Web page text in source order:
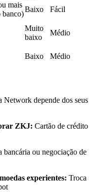
de copy trading
mais
banco)
Baixo
Fácil
Muito
baixo
Médio
Baixo Médio
Network depende dos seus
ZKJ: Cartão de crédito
bancária ou negociação de
experientes: Troca